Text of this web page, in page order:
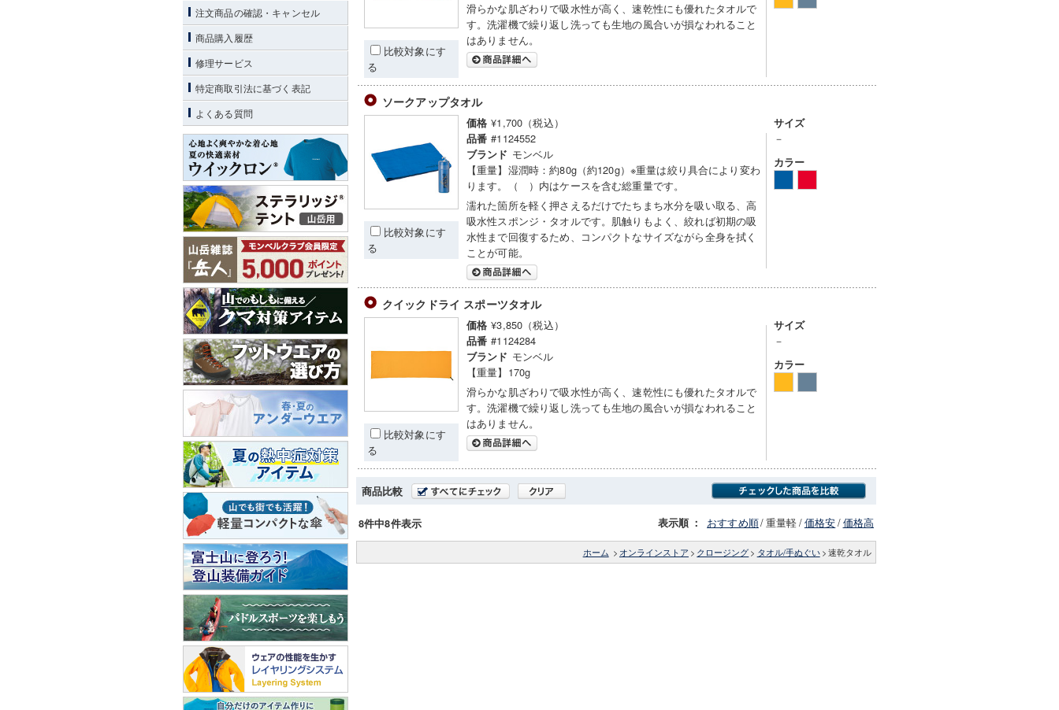
比較対象にす
る
滑らかな肌ざわりで吸水性が高く、速乾性にも優れたタオルで
す。洗濯機で繰り返し洗っても生地の風合いが損なわれること
はありません。
ソークアップタオル
比較対象にす
る
価格 ¥1,700（税込）
品番 #1124552
ブランド モンベル
【重量】湿潤時：約80g（約120g）※重量は絞り具合により変わ
ります。（ ）内はケースを含む総重量です。
濡れた箇所を軽く押さえるだけでたちまち水分を吸い取る、高
吸水性スポンジ・タオルです。肌触りもよく、絞れば初期の吸
水性まで回復するため、コンパクトなサイズながら全身を拭く
ことが可能。
サイズ
－
カラー
クイックドライ スポーツタオル
比較対象にす
る
価格 ¥3,850（税込）
品番 #1124284
ブランド モンベル
【重量】170g
滑らかな肌ざわりで吸水性が高く、速乾性にも優れたタオルで
す。洗濯機で繰り返し洗っても生地の風合いが損なわれること
はありません。
サイズ
－
カラー
商品比較
8件中8件表示 表示順 ： おすすめ順/重量軽/価格安/価格高
ホーム > オンラインストア > クロージング > タオル/手ぬぐい > 速乾タオル
注文商品の確認・キャンセル
商品購入履歴
修理サービス
特定商取引法に基づく表記
よくある質問